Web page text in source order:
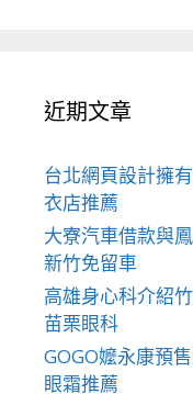
近期文章
台北網頁設計擁
衣店推薦
大寮汽車借款與
新竹免留車
高雄身心科介紹
苗栗眼科
GOGO嬤永康預
眼霜推薦